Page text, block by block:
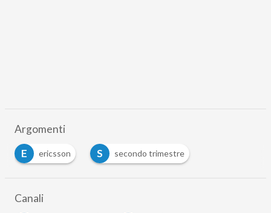
Argomenti
E
ericsson S secondo trimestre
Canali